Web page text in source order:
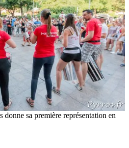
donne sa première représentation en